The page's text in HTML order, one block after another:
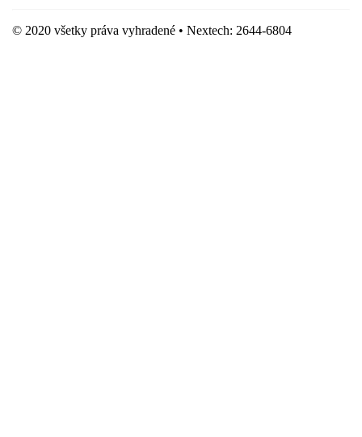
© 2020 všetky práva vyhradené • Nextech: 2644-6804